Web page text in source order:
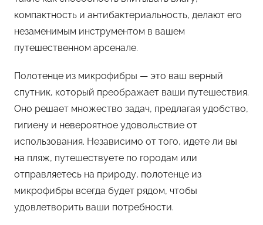
компактность и антибактериальность, делают его
незаменимым инструментом в вашем
путешественном арсенале.
Полотенце из микрофибры — это ваш верный
спутник, который преображает ваши путешествия.
Оно решает множество задач, предлагая удобство,
гигиену и невероятное удовольствие от
использования. Независимо от того, идете ли вы
на пляж, путешествуете по городам или
отправляетесь на природу, полотенце из
микрофибры всегда будет рядом, чтобы
удовлетворить ваши потребности.